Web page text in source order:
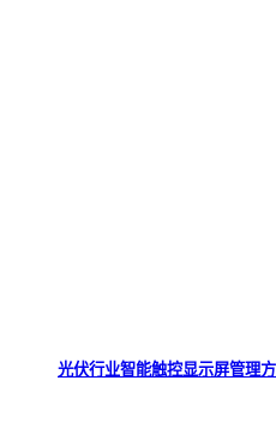
光伏行业智能触控显示屏管理